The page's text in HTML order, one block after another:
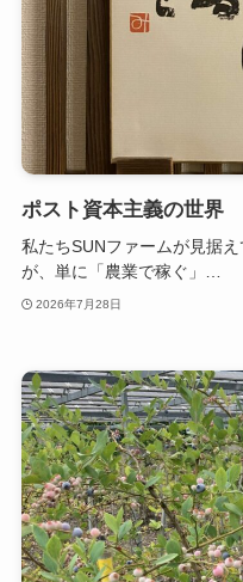
ポスト資本主義の世界
私たちSUNファームが見据
が、単に「農業で稼ぐ」…
2026年7月28日